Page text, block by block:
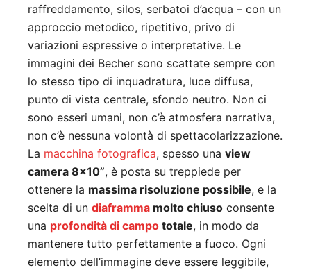
raffreddamento, silos, serbatoi d’acqua – con un
approccio metodico, ripetitivo, privo di
variazioni espressive o interpretative. Le
immagini dei Becher sono scattate sempre con
lo stesso tipo di inquadratura, luce diffusa,
punto di vista centrale, sfondo neutro. Non ci
sono esseri umani, non c’è atmosfera narrativa,
non c’è nessuna volontà di spettacolarizzazione.
La macchina fotografica, spesso una view
camera 8×10”, è posta su treppiede per
ottenere la massima risoluzione possibile, e la
scelta di un diaframma molto chiuso consente
una profondità di campo totale, in modo da
mantenere tutto perfettamente a fuoco. Ogni
elemento dell’immagine deve essere leggibile,